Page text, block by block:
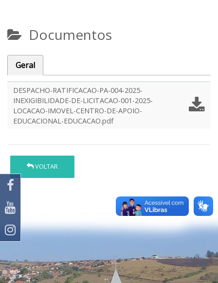
Documentos
Geral
DESPACHO-RATIFICACAO-PA-004-2025-
INEXIGIBILIDADE-DE-LICITACAO-001-2025-
LOCACAO-IMOVEL-CENTRO-DE-APOIO-
EDUCACIONAL-EDUCACAO.pdf
VOLTAR